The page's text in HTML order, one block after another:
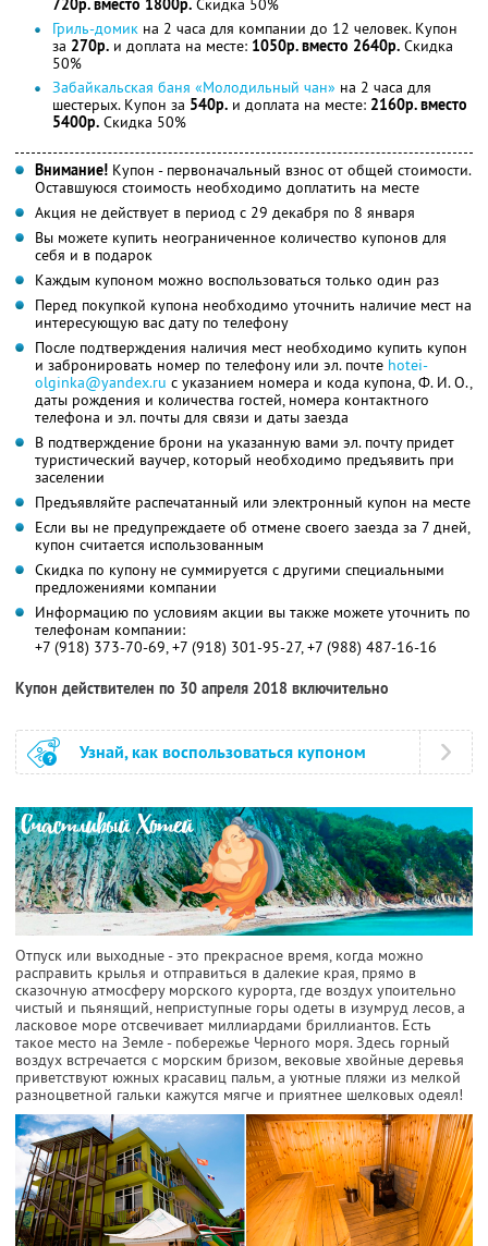
720р. вместо 1800р. Скидка 50%
Гриль-домик на 2 часа для компании до 12 человек. Купон
за 270р. и доплата на месте: 1050р. вместо 2640р. Скидка
50%
Забайкальская баня «Молодильный чан» на 2 часа для
шестерых. Купон за 540р. и доплата на месте: 2160р. вместо
5400р. Скидка 50%
Внимание! Купон - первоначальный взнос от общей стоимости.
Оставшуюся стоимость необходимо доплатить на месте
Акция не действует в период с 29 декабря по 8 января
Вы можете купить неограниченное количество купонов для
себя и в подарок
Каждым купоном можно воспользоваться только один раз
Перед покупкой купона необходимо уточнить наличие мест на
интересующую вас дату по телефону
После подтверждения наличия мест необходимо купить купон
и забронировать номер по телефону или эл. почте hotei-
olginka@yandex.ru с указанием номера и кода купона, Ф. И. О.,
даты рождения и количества гостей, номера контактного
телефона и эл. почты для связи и даты заезда
В подтверждение брони на указанную вами эл. почту придет
туристический ваучер, который необходимо предъявить при
заселении
Предъявляйте распечатанный или электронный купон на месте
Если вы не предупреждаете об отмене своего заезда за 7 дней,
купон считается использованным
Скидка по купону не суммируется с другими специальными
предложениями компании
Информацию по условиям акции вы также можете уточнить по
телефонам компании:
+7 (918) 373-70-69, +7 (918) 301-95-27, +7 (988) 487-16-16
Купон действителен по 30 апреля 2018 включительно
Узнай, как воспользоваться купоном
Отпуск или выходные - это прекрасное время, когда можно
расправить крылья и отправиться в далекие края, прямо в
сказочную атмосферу морского курорта, где воздух упоительно
чистый и пьянящий, неприступные горы одеты в изумруд лесов, а
ласковое море отсвечивает миллиардами бриллиантов. Есть
такое место на Земле - побережье Черного моря. Здесь горный
воздух встречается с морским бризом, вековые хвойные деревья
приветствуют южных красавиц пальм, а уютные пляжи из мелкой
разноцветной гальки кажутся мягче и приятнее шелковых одеял!